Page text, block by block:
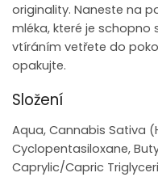
originality. Naneste na
mléka, které je schopno
vtíráním vetřete do
opakujte.
Složení
Aqua, Cannabis Sativa
Cyclopentasiloxane,
Caprylic/Capric